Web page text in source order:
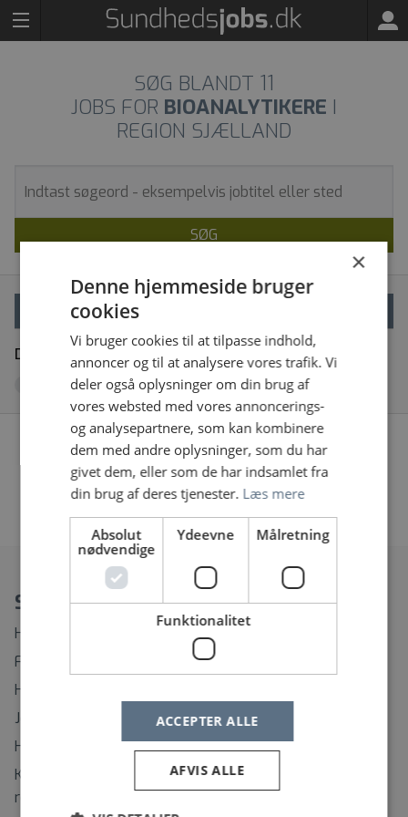
SØG BLANDT 11
JOBS FOR BIOANALYTIKERE I
REGION SJÆLLAND
SØG
Dine filtre
Region Sjællandx
Vi fandt desværre ingen jobopslag, prøv at søge på
noget andet eller fjern nogle af dine filtre
« 1 2 3 4 »
Spørgsmål?
Hvordan ændrer eller afmelder jeg min Jobagent?
Find rundt på Sundhedsjobs.dk
Hvordan opretter jeg mig som bruger?
Jeg har glemt mit brugernavn
Hvordan ændrer jeg mit password?
Kontaktinformation til support på regionernes
rekrutteringssystemer
×
Denne hjemmeside bruger
cookies
Vi bruger cookies til at tilpasse indhold,
annoncer og til at analysere vores trafik. Vi
deler også oplysninger om din brug af
vores websted med vores annoncerings-
og analysepartnere, som kan kombinere
dem med andre oplysninger, som du har
givet dem, eller som de har indsamlet fra
din brug af deres tjenester. Læs mere
Absolut
nødvendige
Ydeevne Målretning
Funktionalitet
ACCEPTER ALLE
AFVIS ALLE